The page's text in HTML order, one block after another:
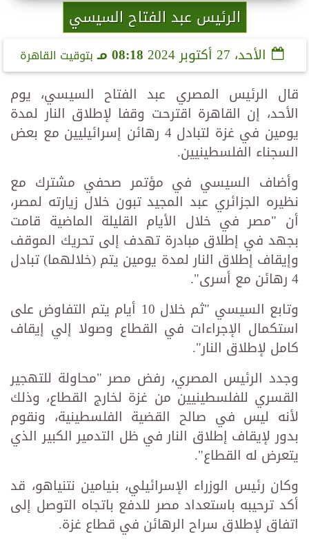
الرئيس عبد الفتاح السيسي
الأحد، 27 أكتوبر 2024 08:18 مـ بتوقيت القاهرة
قال الرئيس المصري عبد الفتاح السيسي، يوم
الأحد، إن القاهرة اقترحت وقفا لإطلاق النار لمدة
يومين في غزة لتبادل 4 رهائن إسرائيليين مع بعض
السجناء الفلسطينيين.
وأضاف السيسي في مؤتمر صحفي مشترك مع
نظيره الجزائري عبد المجيد تبون خلال زيارته لمصر،
أن "مصر في خلال الأيام القليلة الماضية قامت
بجهد في إطلاق مبادرة تهدف إلى تحريك الموقف
وإيقاف إطلاق النار لمدة يومين يتم (خلالهما) تبادل
4 رهائن مع أسرى".
وتابع السيسي "ثم خلال 10 أيام يتم التفاوض على
استكمال الإجراءات في القطاع وصولا إلي إيقاف
كامل لإطلاق النار".
وجدد الرئيس المصري، رفض مصر "محاولة للتهجير
القسري للفلسطينيين من غزة لخارج القطاع، وذلك
لأنه ليس في صالح القضية الفلسطينية، ونقوم
بدور لإيقاف إطلاق النار في ظل التدمير الكبير الذي
يتعرض له القطاع".
وكان رئيس الوزراء الإسرائيلي، بنيامين نتنياهو، قد
أكد ترحيبه باستعداد مصر للدفع باتجاه التوصل إلى
اتفاق لإطلاق سراح الرهائن في قطاع غزة.